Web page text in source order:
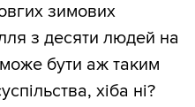
зимових
з десяти людей на
бути аж таким
хіба ні?